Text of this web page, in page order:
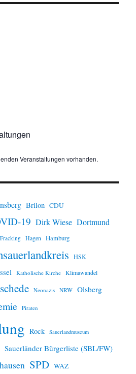
Veranstaltungen vorhanden.
Brilon CDU
19 Dirk Wiese Dortmund
Fracking Hagen Hamburg
HSK
Katholische Kirche Klimawandel
Neonazis NRW Olsberg
Piraten
Rock Sauerlandmuseum
Sauerländer Bürgerliste (SBL/FW)
SPD WAZ